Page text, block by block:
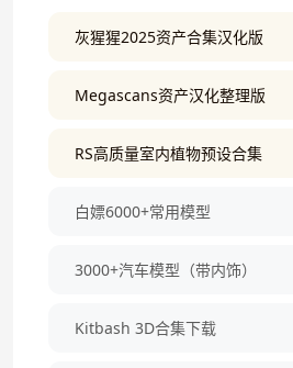
灰猩猩2025资产合集汉化版
Megascans资产汉化整理版
RS高质量室内植物预设合集
白嫖6000+常用模型
3000+汽车模型（带内饰）
Kitbash 3D合集下载